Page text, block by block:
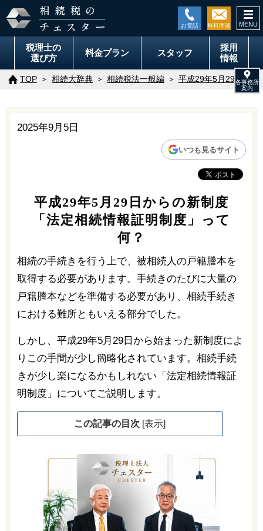
税理士の
選び方
料金プラン スタッフ
採用
情報
TOP 相続大辞典 相続税法一般編 平成29年5月29日から
2025年9月5日
いつも見るサイト
平成29年5月29日からの新制度
「法定相続情報証明制度」って
何？
相続の手続きを行う上で、被相続人の戸籍謄本を
取得する必要があります。手続きのたびに大量の
戸籍謄本などを準備する必要があり、相続手続き
における難所ともいえる部分でした。
しかし、平成29年5月29日から始まった新制度によ
りこの手間が少し簡略化されています。相続手続
きが少し楽になるかもしれない「法定相続情報証
明制度」についてご説明します。
この記事の目次 [表示]